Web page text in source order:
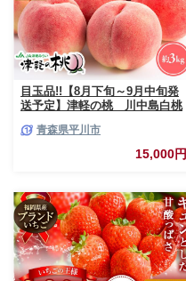
目玉品!!【8月下旬～9月中旬発
送予定】津軽の桃 川中島白桃
青森県平川市
15,000円